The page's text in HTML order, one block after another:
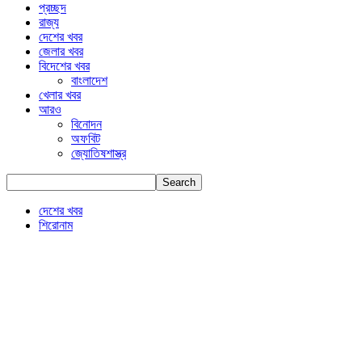
প্রচ্ছদ
রাজ্য
দেশের খবর
জেলার খবর
বিদেশের খবর
বাংলাদেশ
খেলার খবর
আরও
বিনোদন
অফবিট
জ্যোতিষশাস্ত্র
দেশের খবর
শিরোনাম